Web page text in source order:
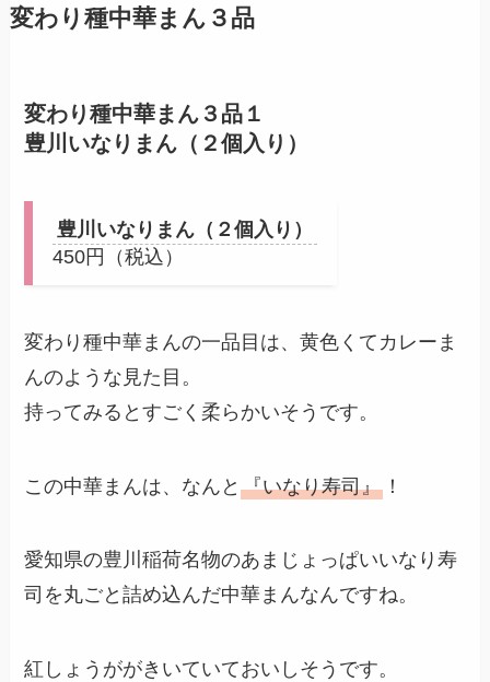
変わり種中華まん３品
変わり種中華まん３品１
豊川いなりまん（２個入り）
豊川いなりまん（２個入り）
450円（税込）
変わり種中華まんの一品目は、黄色くてカレーま
んのような見た目。
持ってみるとすごく柔らかいそうです。
この中華まんは、なんと『いなり寿司』 ！
愛知県の豊川稲荷名物のあまじょっぱいいなり寿
司を丸ごと詰め込んだ中華まんなんですね。
紅しょうががきいていておいしそうです。